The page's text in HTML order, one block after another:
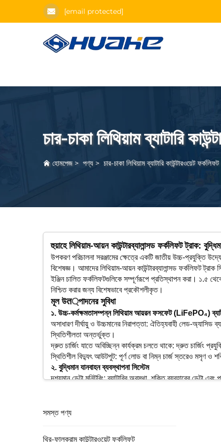
[email protected]
চার-চাকা লিথিয়াম ব্যাটারি
হোমপেজ > পণ্য > চার-চাকা লিথিয়াম ব্যাটারি কাউন্টারওয়েট ফর্কলিফট
হুয়াহে লিথিয়াম-আয়ন কাউন্টারব্যালান্সড ফর্কলিফট ট্রাক:
উপকরণ পরিচালনা সরঞ্জামের ক্ষেত্রে একটি জাতীয় উচ্চ-প্রযুক্তি
বিশেষজ্ঞ। আমাদের লিথিয়াম-আয়ন কাউন্টারব্যালান্সড ফর্কলিফট
ইঞ্জিন চালিত ফর্কলিফটগুলিকে সম্পূর্ণরূপে প্রতিস্থাপন করা। ১.৫
নিশ্চিত করার জন্য বিশেষভাবে প্রকৌশলীকৃত।
মূল উत্পাদনের সুবিধা
১. উচ্চ-কর্মক্ষমতাসম্পন্ন লিথিয়াম আয়রন ফসফেট (LiFePO₄)
অসাধারণ দীর্ঘায়ু ও উচ্চমানের নিরাপত্তা: ঐতিহ্যবাহী লেড-
স্থিতিশীলতা অন্তর্ভুক্ত।
দ্রুত চার্জিং যাতে অবিচ্ছিন্ন কার্যক্রম চলতে থাকে: দ্রুত চার্জিং
স্থিতিশীল বিদ্যুৎ আউটপুট: পূর্ণ লোড বা নিম্ন চার্জ স্তরেও মসৃণ ও
২. বুদ্ধিমান যানবাহন ব্যবস্থাপনা সিস্টেম
দৃশ্যমান ডেটা মনিটরিং: ব্যাটারির অবস্থা, শক্তি ব্যবহারের ডেটা
৩. উৎকৃষ্ট ম্যানিউভারেবিলিটি ও মানব-কেন্দ্রিক ডিজাইন
সক্রিয় পারফরম্যান্স: একটি সংক্ষিপ্ত ঘূর্ণন ব্যাসার্ধ এবং সংবেদনশীল
আরামদায়ক অপারেশন: সামঞ্জস্যযোগ্য আসন, নিম্ন কম্পন এবং নিম্ন-
সমস্ত পণ্য
থ্রি-ফালক্রাম কাউন্টারওয়েট ফর্কলিফট